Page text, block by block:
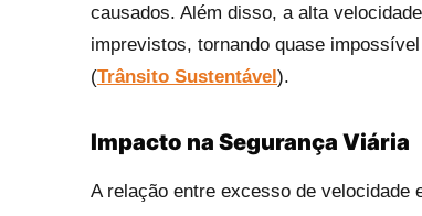
causados. Além disso, a alta
imprevistos, tornando quase
(Trânsito Sustentável).
Impacto na Segurança Viária
A relação entre excesso de